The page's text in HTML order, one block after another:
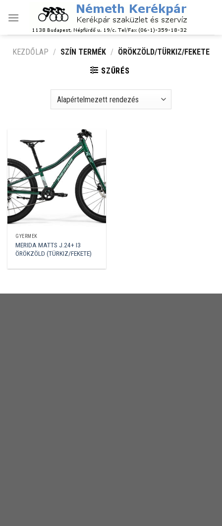
KEZDŐLAP / SZÍN TERMÉK / ÖRÖKZÖLD/TÜRKIZ/FEKETE
SZŰRÉS
GYERMEK
MERIDA MATTS J.24+ I3
ÖRÖKZÖLD (TÜRKIZ/FEKETE)